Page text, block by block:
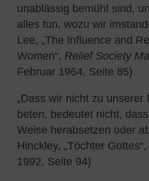
unablässig bemüht sind,
alles tun, wozu wir
Lee, „The Influence and
Women“, Relief Society
Februar 1964, Seite 85)
„Dass wir nicht zu unserer
beten, bedeutet nicht,
Weise herabsetzen oder
Hinckley, „Töchter Gottes“,
1992, Seite 94)